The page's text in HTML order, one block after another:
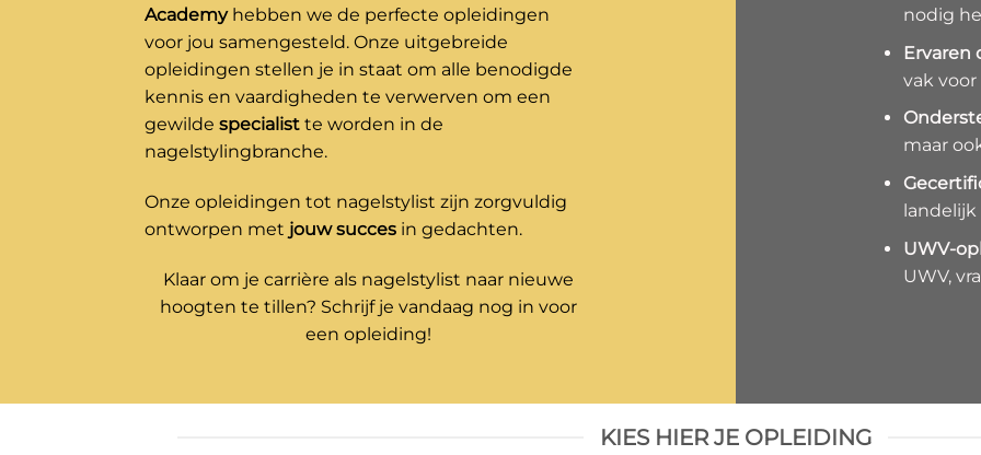
Academyhebben we de perfecte opleidingen
voor jou samengesteld. Onze uitgebreide
opleidingen stellen je in staat om alle benodigde
kennis en vaardigheden te verwerven om een
gewilde specialist te worden in de
nagelstylingbranche.
Onze opleidingen tot nagelstylist zijn zorgvuldig
ontworpen met jouw succes in gedachten.
Klaar om je carrière als nagelstylist naar nieuwe
hoogten te tillen? Schrijf je vandaag nog in voor
een opleiding!
nodig
Ervaren
vak
maar
UWV-
UWV,
KIES HIER JE OPLEIDING